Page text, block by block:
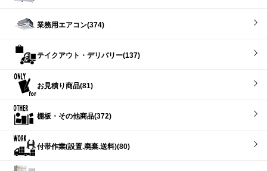
業務用エアコン(374)
テイクアウト・デリバリー(137)
お見積り商品(81)
棚板・その他商品(372)
付帯作業(設置.廃棄.送料)(80)